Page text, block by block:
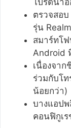
โปรดนำ
ตรวจสอบ
รุ่น
สมาร์ทโ
Android
เนื่องจาก
ร่วมกับโ
น้อยกว่า)
บางแอป
คอนฟิกูเ